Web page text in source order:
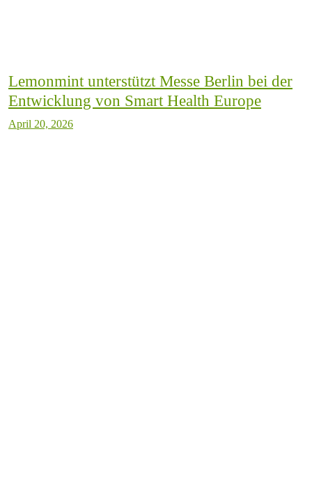
Lemonmint unterstützt Messe Berlin bei der
Entwicklung von Smart Health Europe
April 20, 2026